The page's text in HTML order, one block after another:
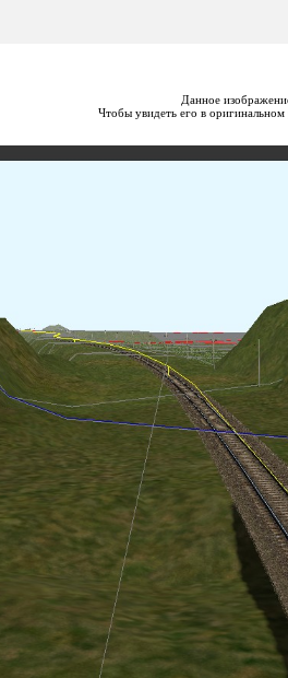
Данное
Чтобы увидеть его в